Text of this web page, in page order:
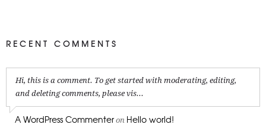
RECENT COMMENTS
Hi, this is a comment. To get started with moderating, editing,
and deleting comments, please vis...
A WordPress Commenter on Hello world!